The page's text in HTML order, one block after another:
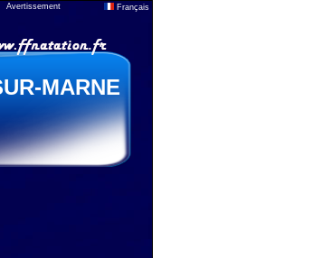
Avertissement Français
MARNE